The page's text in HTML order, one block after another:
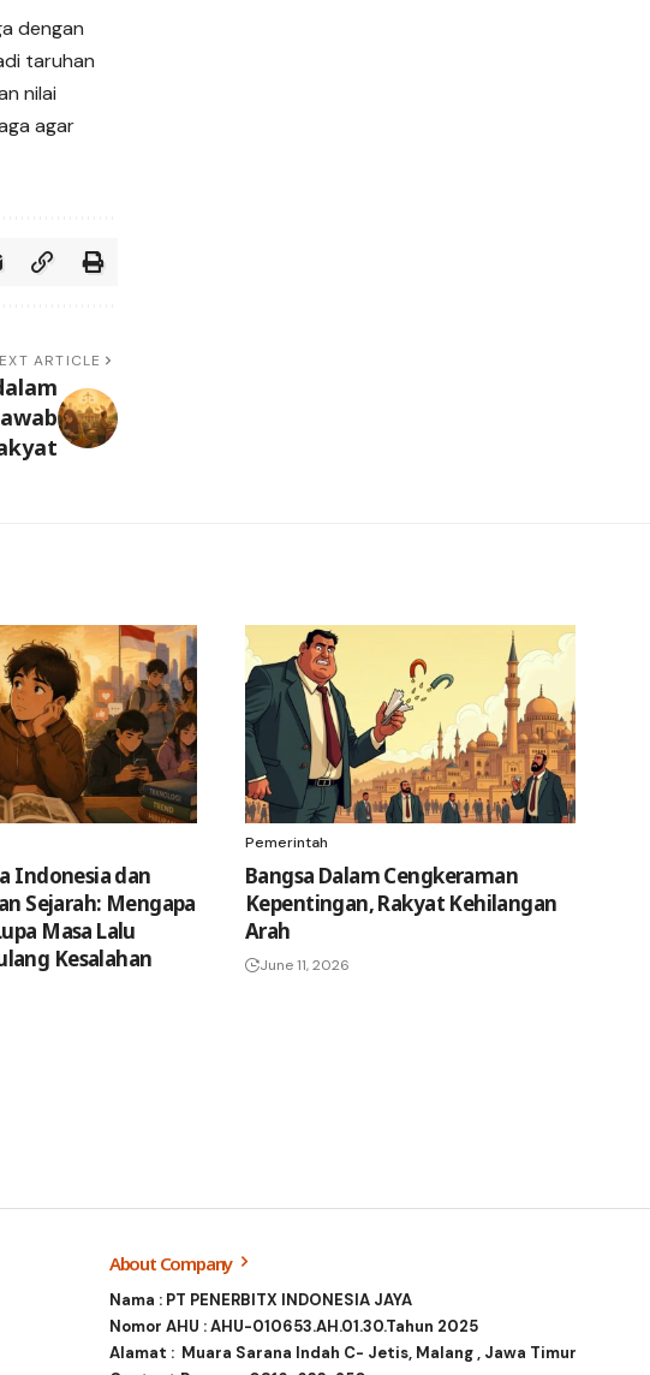
dengan
taruhan
nilai
agar
ARTICLE
Indonesia dan
Sejarah: Mengapa
Masa Lalu
Kesalahan
Pemerintah
Bangsa Dalam Cengkeraman
Kepentingan, Rakyat Kehilangan
Arah
June 11, 2026
About Company
Nama : PT PENERBITX INDONESIA JAYA
Nomor AHU : AHU-010653.AH.01.30.Tahun 2025
Alamat : Muara Sarana Indah C- Jetis, Malang , Jawa Timur